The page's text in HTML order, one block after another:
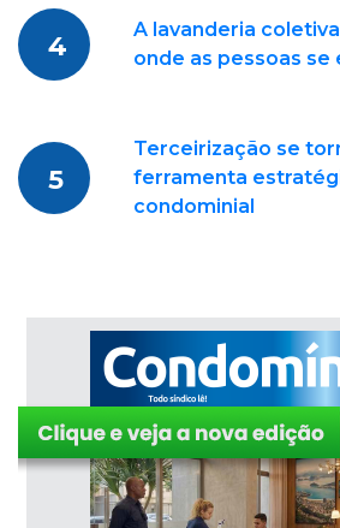
4
A lavanderia
onde as pessoas se
5
Terceirização se
ferramenta
condominial